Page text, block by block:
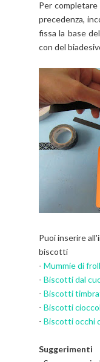
Per
precedenza,
fissa la base
con del
Puoi inserire
biscotti
- Mummie di
- Biscotti dal
- Biscotti
- Biscotti
- Biscotti occhi
Suggerimenti